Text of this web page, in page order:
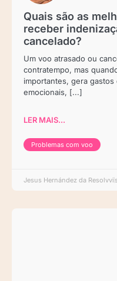
Quais são as
receber
cancelado?
Um voo atrasado ou
contratempo, mas
importantes, gera
emocionais, [...]
LER MAIS...
Problemas com voo
Jesus Hernández da Resolvvi